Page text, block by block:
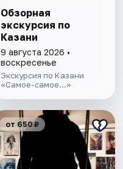
Обзорная
экскурсия по
Казани
9 августа 2026 •
воскресенье
Экскурсия по Казани
«Самое-самое...»
от 650 ₽